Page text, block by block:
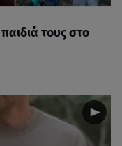
τους στο